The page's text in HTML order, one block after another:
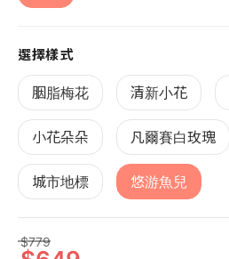
選擇樣式
胭脂梅花 清新小花
小花朵朵 凡爾賽白玫瑰
城市地標 悠游魚兒
779